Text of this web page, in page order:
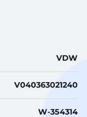
VDW
V040363021240
W-354314